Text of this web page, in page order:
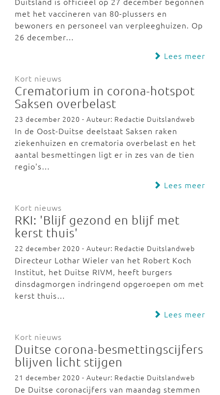
met het vaccineren van 80-plussers en
bewoners en personeel van verpleeghuizen. Op
26 december…
Lees meer
Kort nieuws
Crematorium in corona-hotspot
Saksen overbelast
23 december 2020 - Auteur: Redactie Duitslandweb
In de Oost-Duitse deelstaat Saksen raken
ziekenhuizen en crematoria overbelast en het
aantal besmettingen ligt er in zes van de tien
regio's…
Lees meer
Kort nieuws
RKI: 'Blijf gezond en blijf met
kerst thuis'
22 december 2020 - Auteur: Redactie Duitslandweb
Directeur Lothar Wieler van het Robert Koch
Institut, het Duitse RIVM, heeft burgers
dinsdagmorgen indringend opgeroepen om met
kerst thuis…
Lees meer
Kort nieuws
Duitse corona-besmettingscijfers
blijven licht stijgen
21 december 2020 - Auteur: Redactie Duitslandweb
De Duitse coronacijfers van maandag stemmen